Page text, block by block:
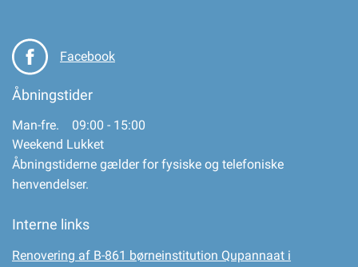
Facebook
Åbningstider
Man-fre. 09:00 - 15:00
Weekend Lukket
Åbningstiderne gælder for fysiske og telefoniske
henvendelser.
Interne links
Renovering af B-861 børneinstitution Qupannaat i